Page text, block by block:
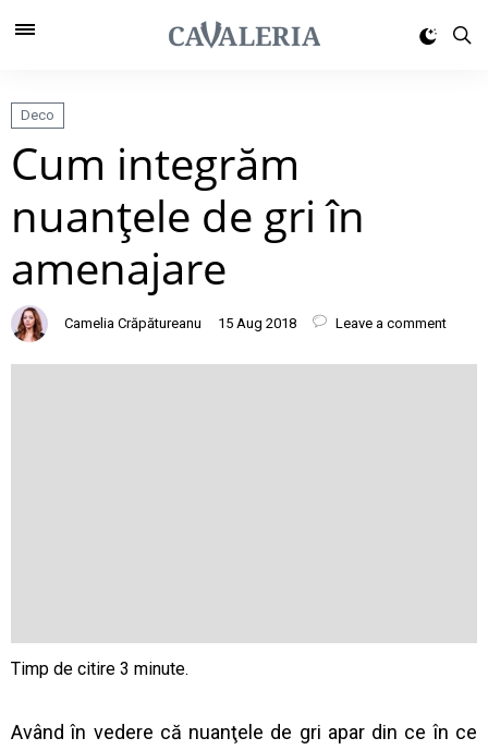
Deco
Cum integrăm
nuanţele de gri în
amenajare
Camelia Crăpătureanu 15 Aug 2018 Leave a comment
Având în vedere că nuanţele de gri apar din ce în ce